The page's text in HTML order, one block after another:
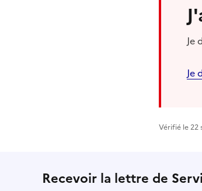
Je
Je
Vérifié le 22
Recevoir la lettre de